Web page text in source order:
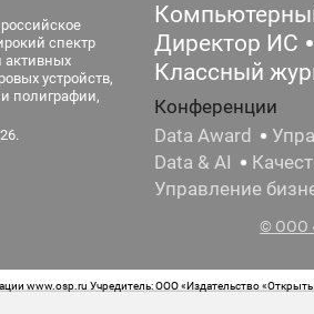
спектр
активных
устройств,
полиграфии,
Директор ИС
Классный
Конференции
Data Award
Data & AI
Управление
© ООО
www.osp.ru Учредитель: ООО «Издательство